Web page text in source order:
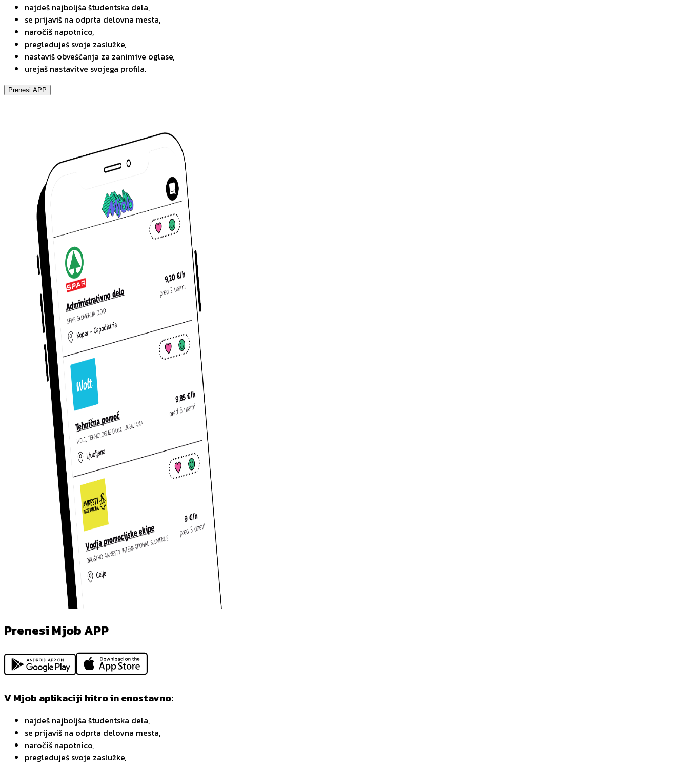
najdeš najboljša študentska dela,
se prijaviš na odprta delovna mesta,
naročiš napotnico,
pregleduješ svoje zaslužke,
nastaviš obveščanja za zanimive oglase,
urejaš nastavitve svojega profila.
Prenesi APP
Prenesi Mjob APP
V Mjob aplikaciji hitro in enostavno:
najdeš najboljša študentska dela,
se prijaviš na odprta delovna mesta,
naročiš napotnico,
pregleduješ svoje zaslužke,